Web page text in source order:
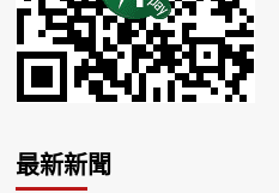
最新新聞